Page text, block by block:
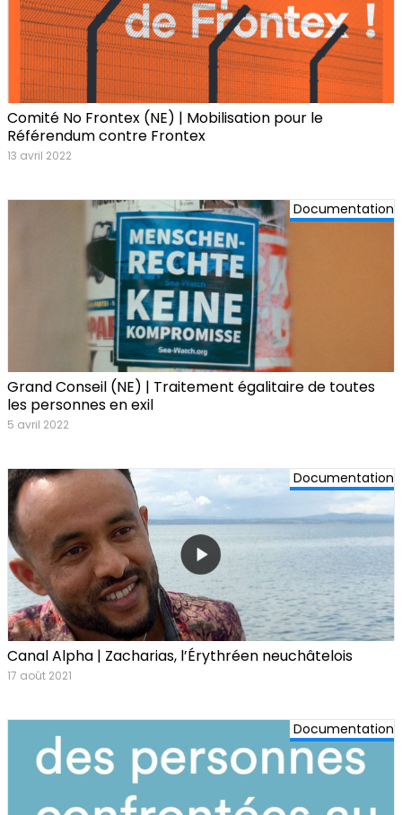
Comité No Frontex (NE) | Mobilisation pour le
Référendum contre Frontex
13 avril 2022
Documentation
Grand Conseil (NE) | Traitement égalitaire de toutes
les personnes en exil
5 avril 2022
Documentation
Canal Alpha | Zacharias, l’Érythréen neuchâtelois
17 août 2021
Documentation